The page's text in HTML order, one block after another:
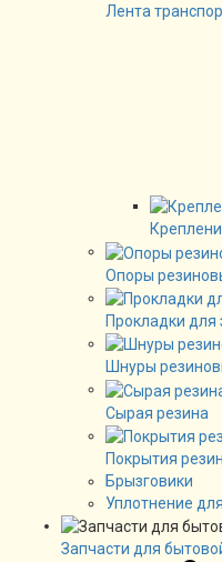
Лента
Опоры
Прокладки
Шнуры
Сырая резина
Покрытия
Брызговики
Уплотнение
Запчасти для